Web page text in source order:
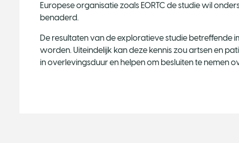
Europese organisatie zoals EORTC de studie wil
benaderd.
De resultaten van de exploratieve studie
worden. Uiteindelijk kan deze kennis zou artsen en
in overlevingsduur en helpen om besluiten te nemen